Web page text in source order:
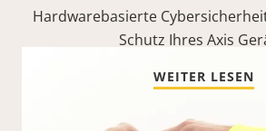
Hardwarebasierte
Schutz Ihres Axis
WEITER LESEN